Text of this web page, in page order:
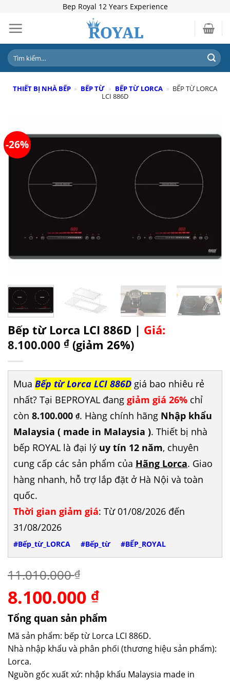
content
Bep Royal 12 Years Experience
Tìm
kiếm:
THIẾT BỊ NHÀ BẾP » BẾP TỪ » BẾP TỪ LORCA » BẾP TỪ LORCA
LCI 886D
-26%
Bếp từ Lorca LCI 886D | Giá:
8.100.000 ₫ (giảm 26%)
Mua Bếp từ Lorca LCI 886D giá bao nhiêu rẻ
nhất? Tại BEPROYAL đang giảm giá 26% chỉ
còn 8.100.000 ₫. Hàng chính hãng Nhập khẩu
Malaysia ( made in Malaysia ). Thiết bị nhà
bếp ROYAL là đại lý uy tín 12 năm, chuyên
cung cấp các sản phẩm của Hãng Lorca. Giao
hàng nhanh, hỗ trợ lắp đặt ở Hà Nội và toàn
quốc.
Thời gian giảm giá: Từ 01/08/2026 đến
31/08/2026
#Bếp_từ_LORCA #Bếp_từ #BẾP_ROYAL
11.010.000₫
Giá
gốc
là:
11.010.000 ₫.
8.100.000 ₫Giá
tại
là:
8.100.000 ₫.
Tổng quan sản phẩm
Mã sản phẩm: bếp từ Lorca LCI 886D.
Nhà nhập khẩu và phân phối (thương hiệu sản phẩm):
Lorca.
Nguồn gốc xuất xứ: nhập khẩu Malaysia made in